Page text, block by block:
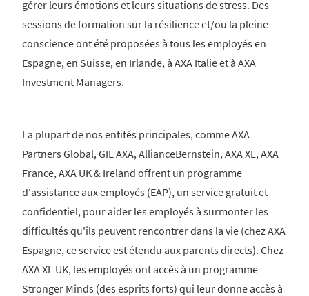
gérer leurs émotions et leurs situations de stress. Des
sessions de formation sur la résilience et/ou la pleine
conscience ont été proposées à tous les employés en
Espagne, en Suisse, en Irlande, à AXA Italie et à AXA
Investment Managers.
La plupart de nos entités principales, comme AXA
Partners Global, GIE AXA, AllianceBernstein, AXA XL, AXA
France, AXA UK & Ireland offrent un programme
d'assistance aux employés (EAP), un service gratuit et
confidentiel, pour aider les employés à surmonter les
difficultés qu'ils peuvent rencontrer dans la vie (chez AXA
Espagne, ce service est étendu aux parents directs). Chez
AXA XL UK, les employés ont accès à un programme
Stronger Minds (des esprits forts) qui leur donne accès à